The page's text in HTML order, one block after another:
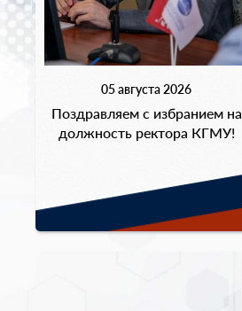
05 августа 2026
Поздравляем с избранием на
должность ректора КГМУ!